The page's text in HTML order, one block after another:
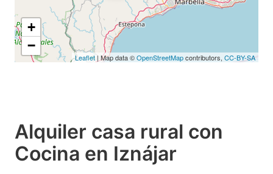
+
−
Leaflet | Map data ©OpenStreetMapcontributors, CC-BY-SA
Alquiler casa rural con
Cocina en Iznájar